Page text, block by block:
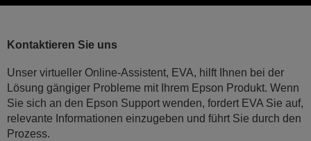
Kontaktieren Sie uns
Unser virtueller Online-Assistent, EVA, hilft Ihnen bei der
Lösung gängiger Probleme mit Ihrem Epson Produkt. Wenn
Sie sich an den Epson Support wenden, fordert EVA Sie auf,
relevante Informationen einzugeben und führt Sie durch den
Prozess.